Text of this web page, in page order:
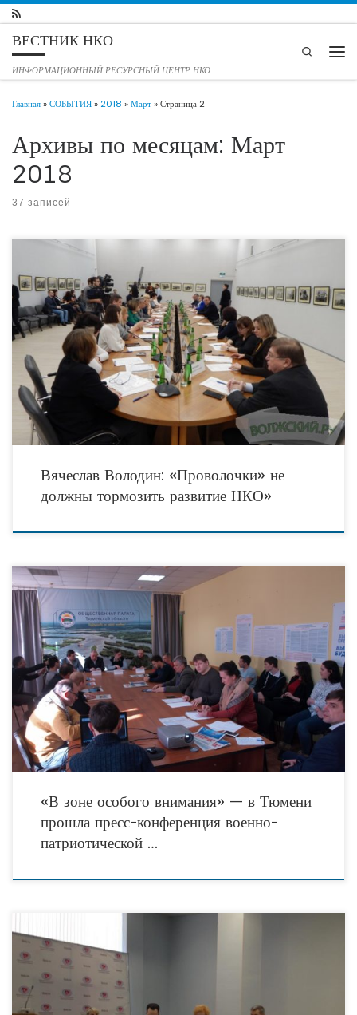
Перейти к содержимому
ВЕСТНИК НКО
ИНФОРМАЦИОННЫЙ РЕСУРСНЫЙ ЦЕНТР НКО
Search
Главная»СОБЫТИЯ»2018 »Март»Страница 2
Архивы по месяцам: Март
2018
37 записей
14 марта в Волгоград прибыл председатель ГосДумы Вячеслав Володин.
Встречу спикера с представителями некоммерческих организаций (НКО)
региона принимал новый интерактивный музей «Россия — моя история». В
основной части
Вячеслав Володин: «Проволочки» не
должны тормозить развитие НКО»
Среди инициатив, поддержанных Фондом Президентских грантов, достаточно
серьёзное место занимают проекты военно-патриотического направления.
Один из таких социально значимых проектов, победитель второй волны
конкурса 2017 года
«В зоне особого внимания» — в Тюмени
прошла пресс-конференция военно-
патриотической …
В областной администрации прошел семинар по участию социально
ориентированных некоммерческих организаций в конкурсе Президентских